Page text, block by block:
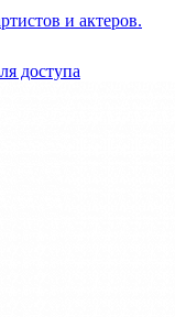
и актеров.
доступа